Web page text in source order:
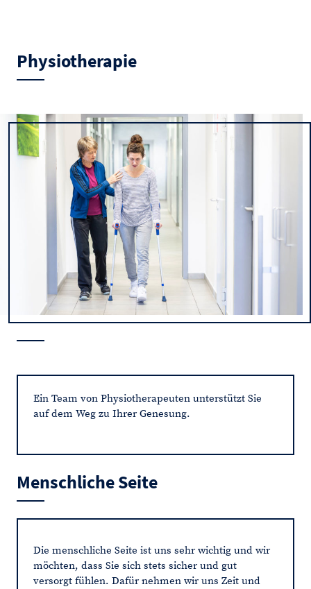
Physiotherapie
Ein Team von Physiotherapeuten unterstützt Sie
auf dem Weg zu Ihrer Genesung.
Menschliche Seite
Die menschliche Seite ist uns sehr wichtig und wir
möchten, dass Sie sich stets sicher und gut
versorgt fühlen. Dafür nehmen wir uns Zeit und